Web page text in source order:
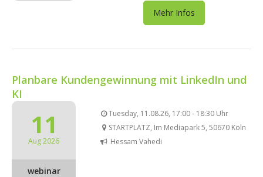
Mehr Infos
Planbare Kundengewinnung mit LinkedIn und
KI
11
Aug 2026
webinar
Tuesday, 11.08.26, 17:00 - 18:30 Uhr
STARTPLATZ, Im Mediapark 5, 50670 Köln
Hessam Vahedi